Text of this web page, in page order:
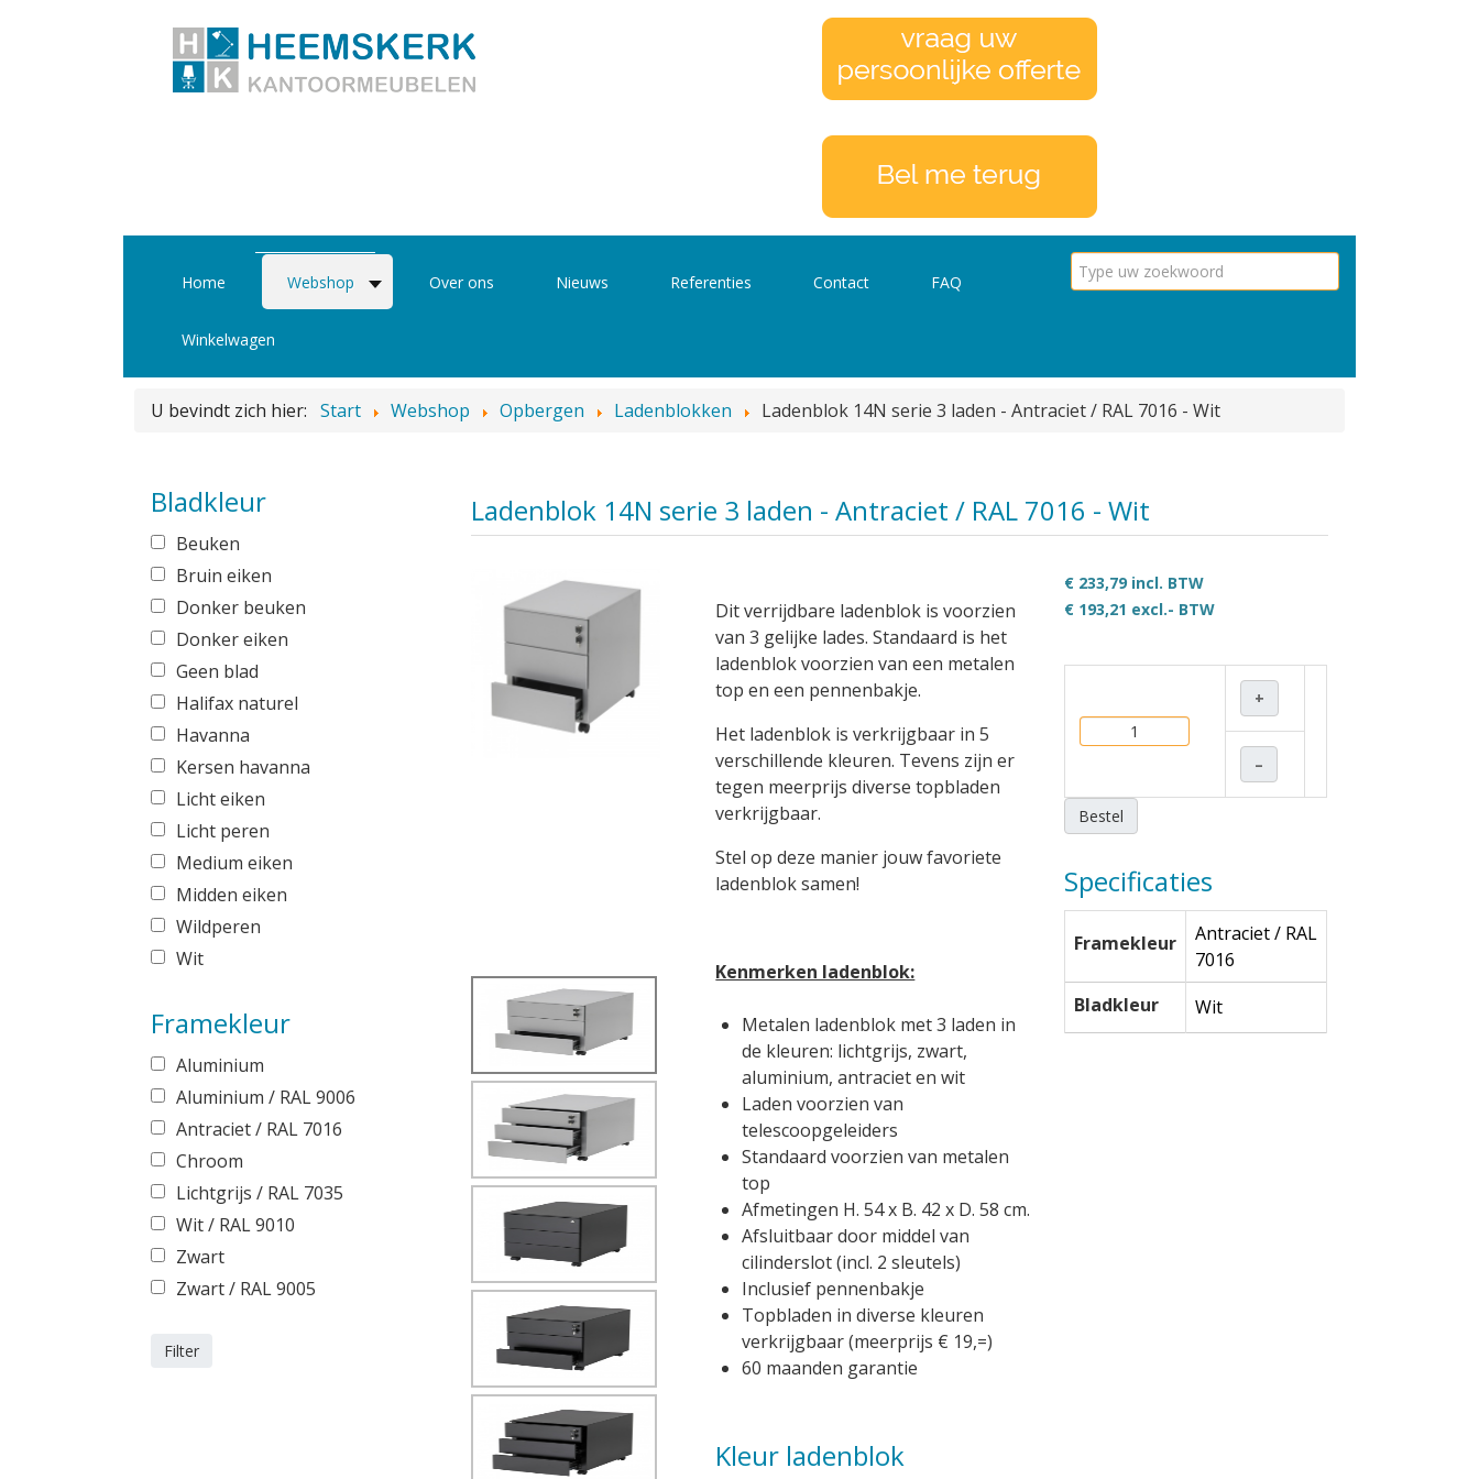
Home Webshop Over ons Nieuws Referenties Contact FAQ
Winkelwagen
U bevindt zich hier: Start Webshop Opbergen Ladenblokken Ladenblok 14N serie 3 laden - Antraciet / RAL 7016 - Wit
Bladkleur
Beuken
Bruin eiken
Donker beuken
Donker eiken
Geen blad
Halifax naturel
Havanna
Kersen havanna
Licht eiken
Licht peren
Medium eiken
Midden eiken
Wildperen
Wit
Framekleur
Aluminium
Aluminium / RAL 9006
Antraciet / RAL 7016
Chroom
Lichtgrijs / RAL 7035
Wit / RAL 9010
Zwart
Zwart / RAL 9005
Ladenblok 14N serie 3 laden - Antraciet / RAL 7016 - Wit
Dit verrijdbare ladenblok is voorzien
van 3 gelijke lades. Standaard is het
ladenblok voorzien van een metalen
top en een pennenbakje.
Het ladenblok is verkrijgbaar in 5
verschillende kleuren. Tevens zijn er
tegen meerprijs diverse topbladen
verkrijgbaar.
Stel op deze manier jouw favoriete
ladenblok samen!
Kenmerken ladenblok:
Metalen ladenblok met 3 laden in
de kleuren: lichtgrijs, zwart,
aluminium, antraciet en wit
Laden voorzien van
telescoopgeleiders
Standaard voorzien van metalen
top
Afmetingen H. 54 x B. 42 x D. 58 cm.
Afsluitbaar door middel van
cilinderslot (incl. 2 sleutels)
Inclusief pennenbakje
Topbladen in diverse kleuren
verkrijgbaar (meerprijs € 19,=)
60 maanden garantie
Kleur ladenblok
€ 233,79 incl. BTW
€ 193,21 excl.- BTW
+
–
Bestel
Specificaties
Framekleur
Antraciet / RAL
7016
Bladkleur
Wit